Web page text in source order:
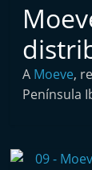
A Moeve,
Península